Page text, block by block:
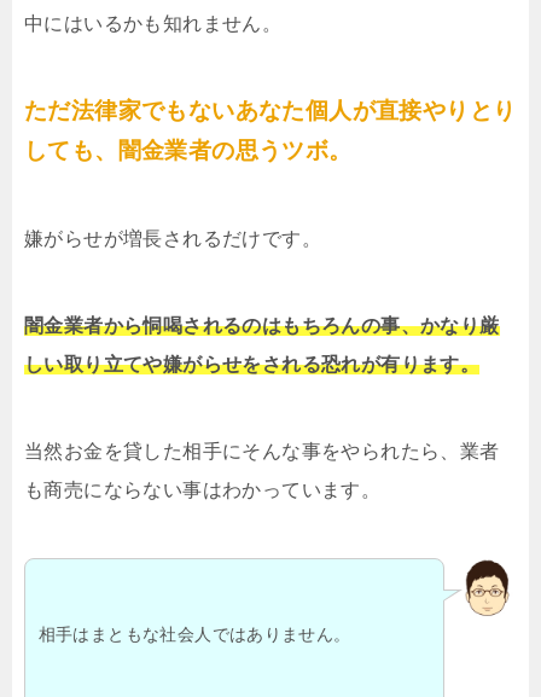
中にはいるかも知れません。
ただ法律家でもないあなた個人が直接やりとり
しても、闇金業者の思うツボ。
嫌がらせが増長されるだけです。
闇金業者から恫喝されるのはもちろんの事、かなり厳
しい取り立てや嫌がらせをされる恐れが有ります。
当然お金を貸した相手にそんな事をやられたら、業者
も商売にならない事はわかっています。
相手はまともな社会人ではありません。